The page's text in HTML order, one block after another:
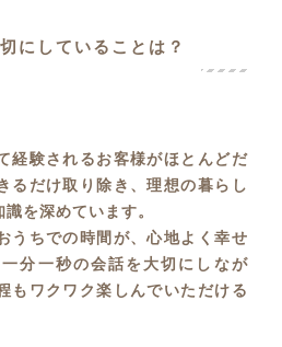
にしていることは？
経験されるお客様がほとんどだ
るだけ取り除き、理想の暮らし
を深めています。
うちでの時間が、心地よく幸せ
分一秒の会話を大切にしなが
もワクワク楽しんでいただける